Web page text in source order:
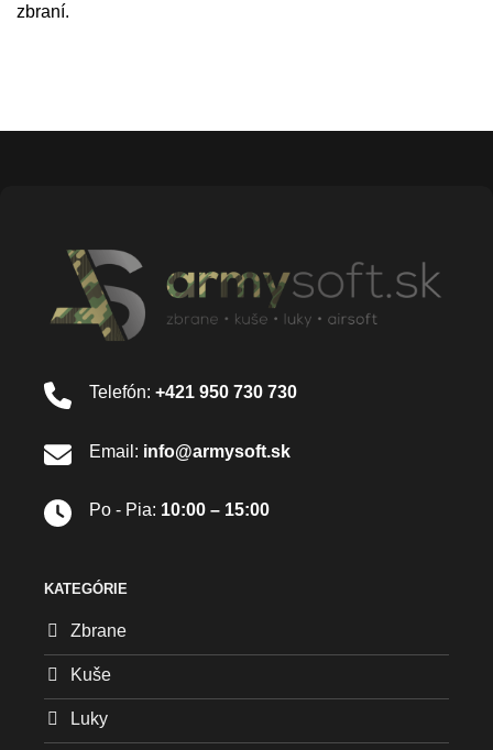
zbraní.
Telefón: +421 950 730 730
Email: info@armysoft.sk
Po - Pia: 10:00 – 15:00
KATEGÓRIE
Zbrane
Kuše
Luky